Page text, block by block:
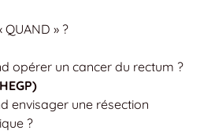
QUAND » ?
opérer un cancer du rectum ?
envisager une résection
?